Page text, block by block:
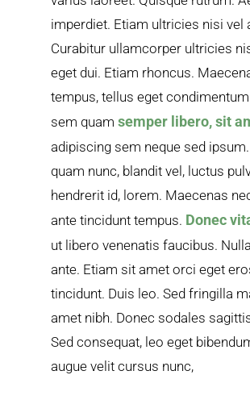
imperdiet. Etiam ultricies nisi vel
Curabitur ullamcorper ultricies
eget dui. Etiam rhoncus.
tempus, tellus eget
sem quam semper libero, sit
adipiscing sem neque sed
quam nunc, blandit vel, luctus
hendrerit id, lorem. Maecenas
ante tincidunt tempus. Donec
ut libero venenatis faucibus.
ante. Etiam sit amet orci eget
tincidunt. Duis leo. Sed fringilla
amet nibh. Donec sodales
Sed consequat, leo eget
augue velit cursus nunc,